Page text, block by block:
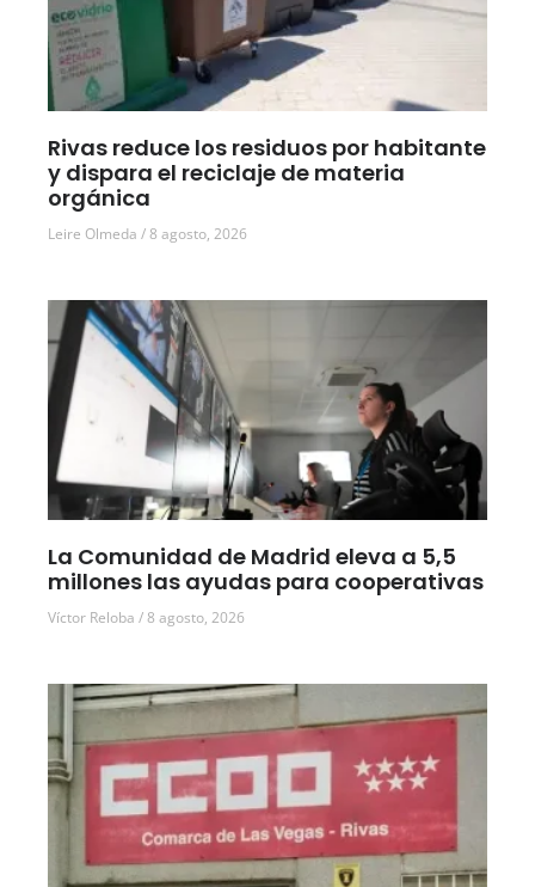
Rivas reduce los residuos por habitante
y dispara el reciclaje de materia
orgánica
Leire Olmeda 8 agosto, 2026
La Comunidad de Madrid eleva a 5,5
millones las ayudas para cooperativas
Víctor Reloba 8 agosto, 2026